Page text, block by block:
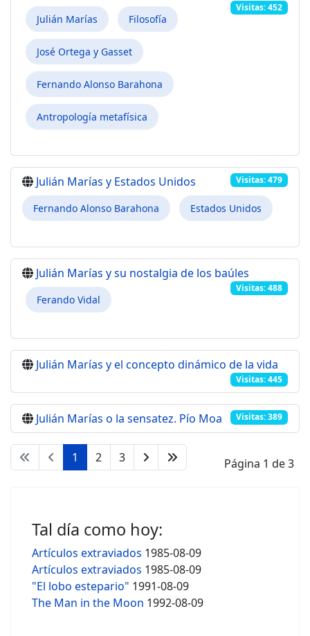
Visitas: 452
Julián Marías Filosofía
José Ortega y Gasset
Fernando Alonso Barahona
Antropología metafísica
Julián Marías y Estados Unidos Visitas: 479
Fernando Alonso Barahona Estados Unidos
Julián Marías y su nostalgia de los baúles
Visitas: 488
Ferando Vidal
Julián Marías y el concepto dinámico de la vida
Visitas: 445
Julián Marías o la sensatez. Pío Moa Visitas: 389
Página 1 de 3
1 2 3
Tal día como hoy:
Artículos extraviados 1985-08-09
Artículos extraviados 1985-08-09
"El lobo estepario" 1991-08-09
The Man in the Moon 1992-08-09